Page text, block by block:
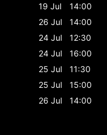
19 Jul
14:00
26 Jul
14:00
24 Jul
12:30
24 Jul
16:00
25 Jul
11:30
25 Jul
15:00
26 Jul
14:00